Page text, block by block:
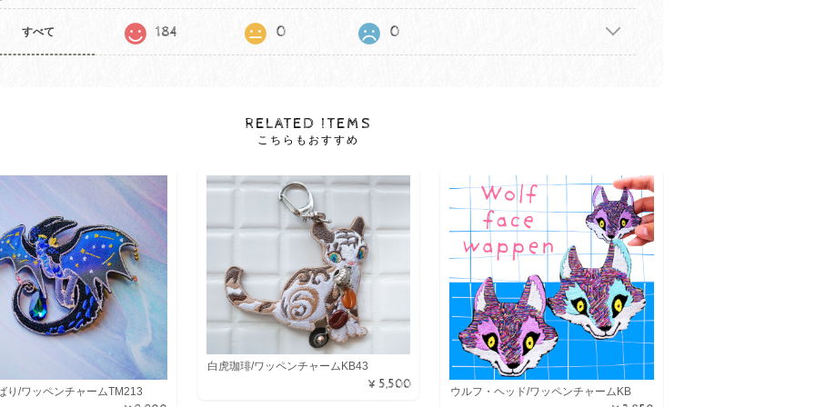
すべて 184 0 0
RELATED ITEMS
こちらもおすすめ
り/ワッペンチャームTM213
白虎珈琲/ワッペンチャームKB43
¥5,500 ウルフ・ヘッド/ワッペンチャームKB